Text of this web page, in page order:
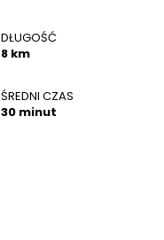
DŁUGOŚĆ
8 km
ŚREDNI CZAS
30 minut